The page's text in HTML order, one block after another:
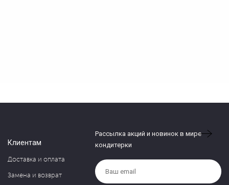
Клиентам
Доставка и оплата
Замена и возврат
Рассылка акций и новинок в мире
кондитерки